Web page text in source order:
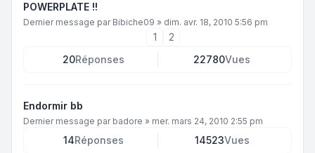
POWERPLATE !!
Dernier message par Bibiche09 » dim. avr. 18, 2010 5:56 pm
1
2
20Réponses 22780Vues
Endormir bb
Dernier message par badore » mer. mars 24, 2010 2:55 pm
14Réponses 14523Vues